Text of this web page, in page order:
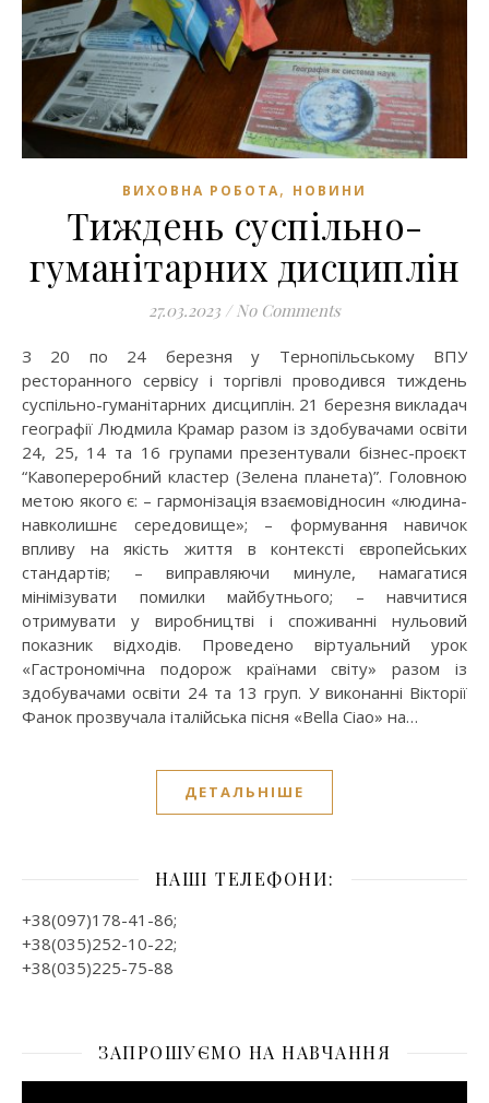
ВИХОВНА РОБОТА, НОВИНИ
Тиждень суспільно-
гуманітарних дисциплін
27.03.2023 / No Comments
З 20 по 24 березня у Тернопільському ВПУ
ресторанного сервісу і торгівлі проводився тиждень
суспільно-гуманітарних дисциплін. 21 березня викладач
географії Людмила Крамар разом із здобувачами освіти
24, 25, 14 та 16 групами презентували бізнес-проєкт
“Кавопереробний кластер (Зелена планета)”. Головною
метою якого є: – гармонізація взаємовідносин «людина-
навколишнє середовище»; – формування навичок
впливу на якість життя в контексті європейських
стандартів; – виправляючи минуле, намагатися
мінімізувати помилки майбутнього; – навчитися
отримувати у виробництві і споживанні нульовий
показник відходів. Проведено віртуальний урок
«Гастрономічна подорож країнами світу» разом із
здобувачами освіти 24 та 13 груп. У виконанні Вікторії
Фанок прозвучала італійська пісня «Bella Ciao» на…
ДЕТАЛЬНІШЕ
НАШІ ТЕЛЕФОНИ:
+38(097)178-41-86;
+38(035)252-10-22;
+38(035)225-75-88
ЗАПРОШУЄМО НА НАВЧАННЯ
Відеопрогравач